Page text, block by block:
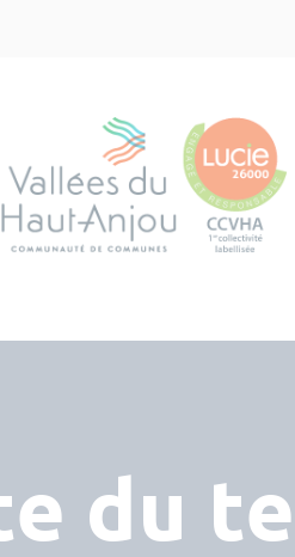
du